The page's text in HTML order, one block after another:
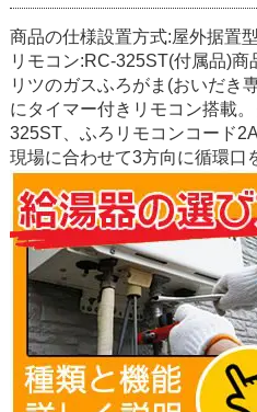
商品の仕様設置方式:屋外据置
リモコン:RC-325ST(付属品)
リツのガスふろがま(おいだき
にタイマー付きリモコン搭載
325ST、ふろリモコンコード
現場に合わせて3方向に循環口